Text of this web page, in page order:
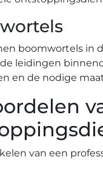
boomwortels in
leidingen
en de nodige
van een